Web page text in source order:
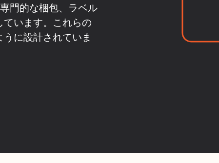
門的な梱包、ラベル
います。これらの
に設計されていま